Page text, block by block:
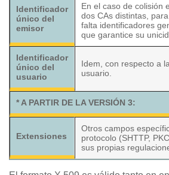
Identificador
único del
emisor
En el caso de colisión
dos CAs distintas,
falta identificadores
que garantice su
Identificador
único del
usuario
Idem, con respecto a
usuario.
* A PARTIR DE LA VERSIÓN 3:
Extensiones
Otros campos
protocolo (SHTTP,
sus propias